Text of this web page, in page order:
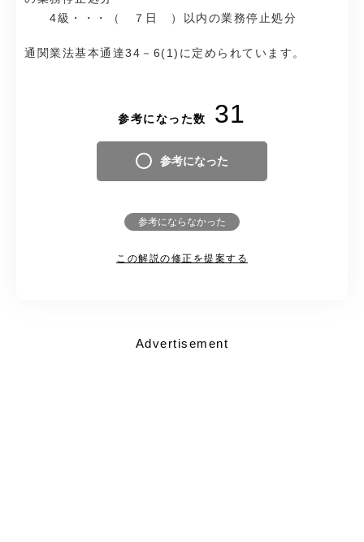
4級・・・（ ７日 ）以内の業務停止処分
通関業法基本通達34－6(1)に定められています。
参考になった数 31
参考になった
参考にならなかった
この解説の修正を提案する
Advertisement